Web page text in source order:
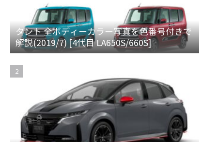
タント 全ボディーカラー写真を色番号付きで
解説(2019/7) [4代目 LA650S/660S]